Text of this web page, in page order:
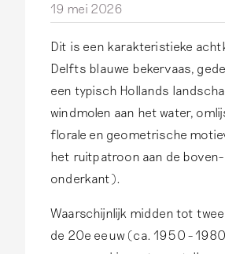
19 mei 2026
Dit is een karakteristieke
Delfts blauwe bekervaas,
een typisch Hollands
windmolen aan het water,
florale en geometrische
het ruitpatroon aan de boven-
onderkant).
Waarschijnlijk midden tot
de 20e eeuw (ca. 1950 -